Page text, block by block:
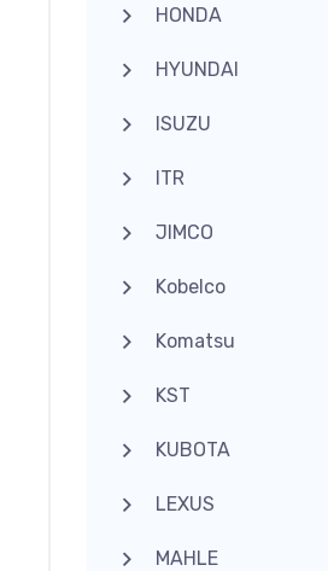
HONDA
HYUNDAI
ISUZU
ITR
JIMCO
Kobelco
Komatsu
KST
KUBOTA
LEXUS
MAHLE